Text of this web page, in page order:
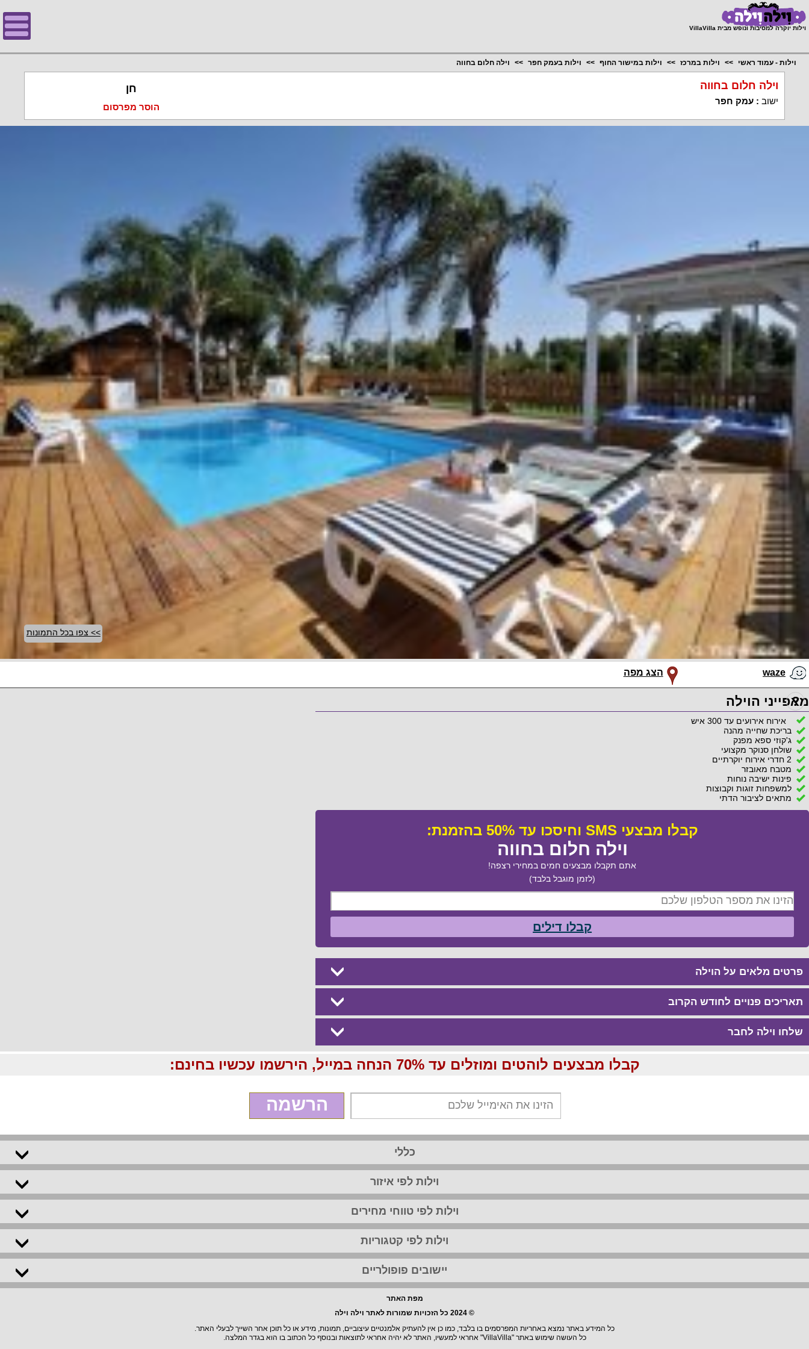
וילות יוקרה למסיבות ונופש מבית VillaVilla
וילות - עמוד ראשי וילות במרכז וילות במישור החוף וילות בעמק חפר וילה חלום בחווה
וילה חלום בחווה
ישוב :עמק חפר
חן
הוסר מפרסום
>> צפו בכל התמונות
waze הצג מפה
?
מאפייני הוילה
אירוח אירועים עד 300 איש
בריכת שחייה מהנה
ג'קוזי ספא מפנק
שולחן סנוקר מקצועי
2 חדרי אירוח יוקרתיים
מטבח מאובזר
פינות ישיבה נוחות
למשפחות זוגות וקבוצות
מתאים לציבור הדתי
קבלו מבצעי SMS וחיסכו עד 50% בהזמנת:
וילה חלום בחווה
אתם תקבלו מבצעים חמים במחירי רצפה!
(לזמן מוגבל בלבד)
קבלו דילים
פרטים מלאים על הוילה
תאריכים פנויים לחודש הקרוב
שלחו וילה לחבר
קבלו מבצעים לוהטים ומוזלים עד 70% הנחה במייל, הירשמו עכשיו בחינם:
הרשמה
כללי
וילות לפי איזור
וילות לפי טווחי מחירים
וילות לפי קטגוריות
יישובים פופולריים
מפת האתר
© 2024 כל הזכויות שמורות לאתר וילה וילה
כל המידע באתר נמצא באחריות המפרסמים בו בלבד, כמו כן אין להעתיק אלמנטיים עיצוביים, תמונות, מידע או כל תוכן אחר השייך לבעלי האתר.
כל העושה שימוש באתר "VillaVilla" אחראי למעשיו, האתר לא יהיה אחראי לתוצאות ובנוסף כל הכתוב בו הוא בגדר המלצה.